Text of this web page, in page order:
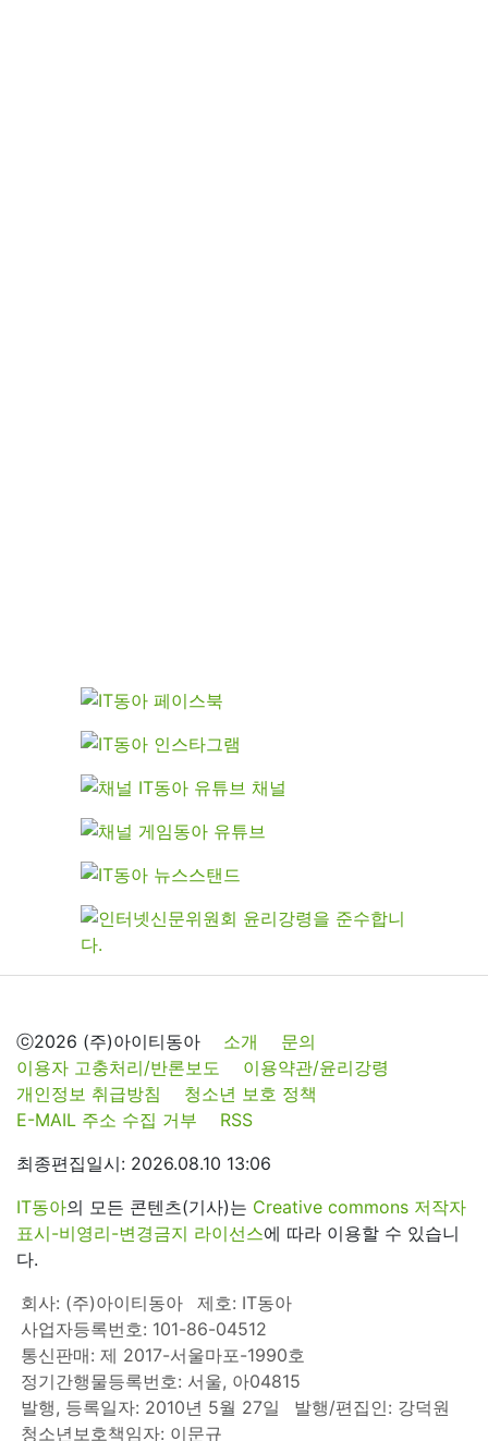
ⓒ2026 (주)아이티동아 소개
문의
이용자 고충처리/반론보도
이용약관/윤리강령
개인정보 취급방침
청소년 보호 정책
E-MAIL 주소 수집 거부
RSS
최종편집일시: 2026.08.10 13:06
IT동아의 모든 콘텐츠(기사)는 Creative commons 저작자
표시-비영리-변경금지 라이선스에 따라 이용할 수 있습니
다.
회사: (주)아이티동아
제호: IT동아
사업자등록번호: 101-86-04512
통신판매: 제 2017-서울마포-1990호
정기간행물등록번호: 서울, 아04815
발행, 등록일자: 2010년 5월 27일
발행/편집인: 강덕원
청소년보호책임자: 이문규